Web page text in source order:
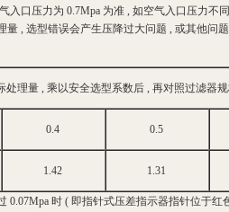
入口压力为 0.7Mpa 为准 , 如空气入口压力不
量 , 选型错误会产生压降过大问题 , 或其他问
处理量 , 乘以安全选型系数后 , 再对照过滤器
0.4 0.5
1.42 1.31
0.07Mpa 时 ( 即指针式压差指示器指针位于